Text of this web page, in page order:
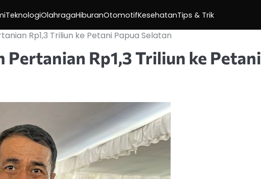
TeknologiOlahragaHiburanOtomotifKesehatanTips & Trik
Rp1,3 Triliun ke Petani Papua Selatan
Rp1,3 Triliun ke Petani